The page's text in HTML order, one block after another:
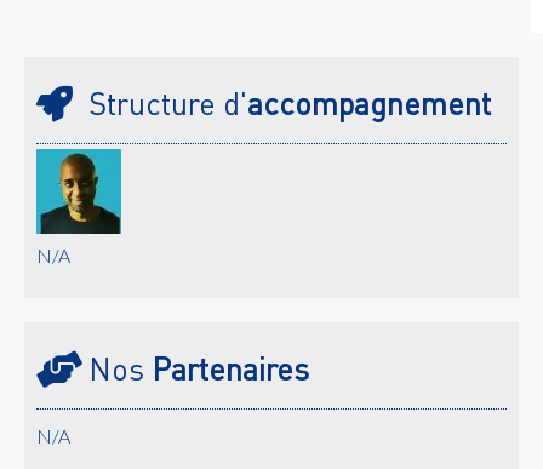
Structure d'accompagnement
N/A
Nos Partenaires
N/A